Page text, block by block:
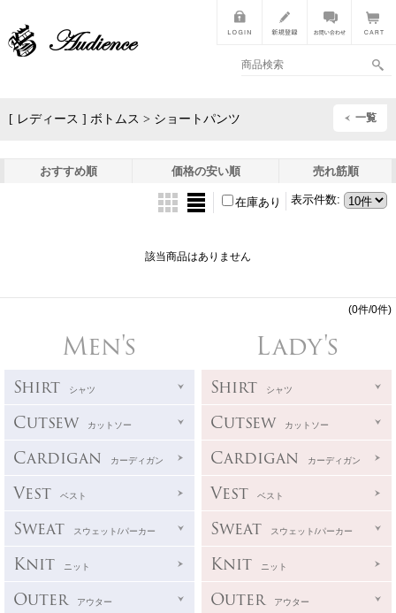
[ レディース ] ボトムス > ショートパンツ 一覧
おすすめ順 価格の安い順 売れ筋順
表示件数:
在庫あり
該当商品はありません
(0件/0件)
Men's
Shirt シャツ
Cutsew カットソー
Cardigan カーディガン
Vest ベスト
Sweat スウェット/パーカー
Knit ニット
Outer アウター
Lady's
Shirt シャツ
Cutsew カットソー
Cardigan カーディガン
Vest ベスト
Sweat スウェット/パーカー
Knit ニット
Outer アウター